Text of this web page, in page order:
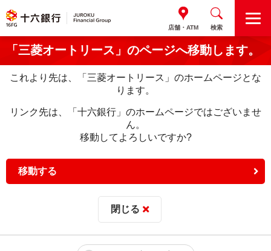
検索
店舗・ATM
M
U
「三菱オートリース」のページへ移動します。
これより先は、「三菱オートリース」のホームページとな
ります。
リンク先は、「十六銀行」のホームページではございませ
ん。
移動してよろしいですか?
移動する
閉じる